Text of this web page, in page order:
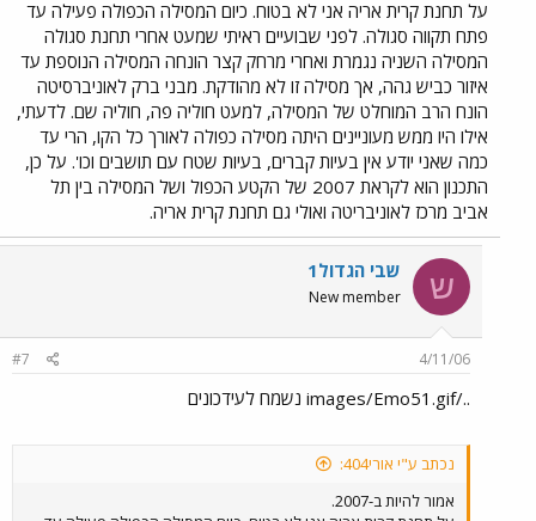
על תחנת קרית אריה אני לא בטוח. כיום המסילה הכפולה פעילה עד
פתח תקווה סגולה. לפני שבועיים ראיתי שמעט אחרי תחנת סגולה
המסילה השניה נגמרת ואחרי מרחק קצר הונחה המסילה הנוספת עד
איזור כביש גהה, אך מסילה זו לא מהודקת. מבני ברק לאוניברסיטה
הונח הרב המוחלט של המסילה, למעט חוליה פה, חוליה שם. לדעתי,
אילו היו ממש מעוניינים היתה מסילה כפולה לאורך כל הקו, הרי עד
כמה שאני יודע אין בעיות קברים, בעיות שטח עם תושבים וכו'. על כן,
התכנון הוא לקראת 2007 של הקטע הכפול ושל המסילה בין תל
אביב מרכז לאוניבריטה ואולי גם תחנת קרית אריה.
ש שבי הגדול1
New member
4/11/06
#7
../images/Emo51.gif נשמח לעידכונים
נכתב ע"י אורי404:
אמור להיות ב-2007.